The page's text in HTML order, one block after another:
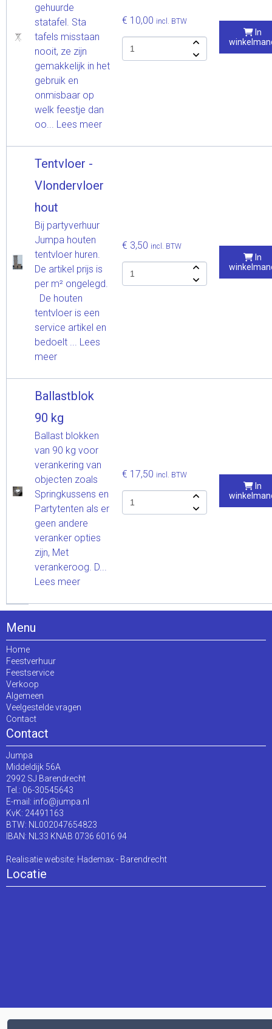
gehuurde
statafel. Sta
tafels misstaan
nooit, ze zijn
gemakkelijk in het
gebruik en
onmisbaar op
welk feestje dan
oo... Lees meer
€ 10,00 incl. BTW
In
Tentvloer -
Vlondervloer
hout
Bij partyverhuur
Jumpa houten
tentvloer huren.
De artikel prijs is
per m² ongelegd.
De houten
tentvloer is een
service artikel en
bedoelt ... Lees
meer
€ 3,50 incl. BTW
In
Ballastblok
90 kg
Ballast blokken
van 90 kg voor
verankering van
objecten zoals
Springkussens en
Partytenten als er
geen andere
veranker opties
zijn, Met
verankeroog. D...
Lees meer
€ 17,50 incl. BTW
In
Menu
Home
Feestverhuur
Feestservice
Verkoop
Algemeen
Veelgestelde vragen
Contact
Contact
Jumpa
Middeldijk 56A
2992 SJ Barendrecht
Tel.: 06-30545643
E-mail: info@jumpa.nl
KvK: 24491163
BTW: NL002047654823
IBAN: NL33 KNAB 0736 6016 94
Realisatie website: Hademax - Barendrecht
Locatie